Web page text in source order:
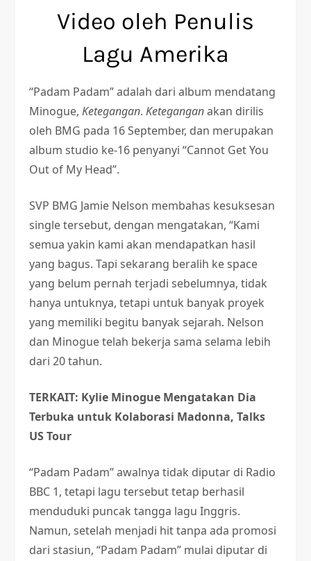
Video oleh Penulis
Lagu Amerika
“Padam Padam” adalah dari album mendatang
Minogue,Ketegangan.Keteganganakan dirilis
oleh BMG pada 16 September, dan merupakan
album studio ke-16 penyanyi “Cannot Get You
Out of My Head”.
SVP BMG Jamie Nelson membahas kesuksesan
single tersebut, dengan mengatakan, “Kami
semua yakin kami akan mendapatkan hasil
yang bagus. Tapi sekarang beralih ke space
yang belum pernah terjadi sebelumnya, tidak
hanya untuknya, tetapi untuk banyak proyek
yang memiliki begitu banyak sejarah. Nelson
dan Minogue telah bekerja sama selama lebih
dari 20 tahun.
TERKAIT: Kylie Minogue Mengatakan Dia
Terbuka untuk Kolaborasi Madonna, Talks
US Tour
“Padam Padam” awalnya tidak diputar di Radio
BBC 1, tetapi lagu tersebut tetap berhasil
menduduki puncak tangga lagu Inggris.
Namun, setelah menjadi hit tanpa ada promosi
dari stasiun, “Padam Padam” mulai diputar di